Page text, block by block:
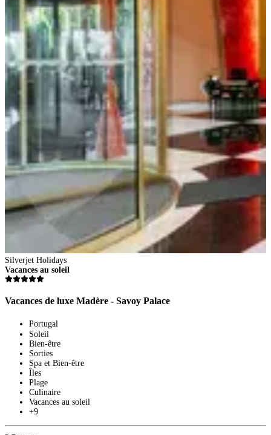
Silverjet Holidays
Vacances au soleil
Vacances de luxe Madère - Savoy Palace
Portugal
Soleil
Bien-être
Sorties
Spa et Bien-être
Îles
Plage
Culinaire
Vacances au soleil
+9